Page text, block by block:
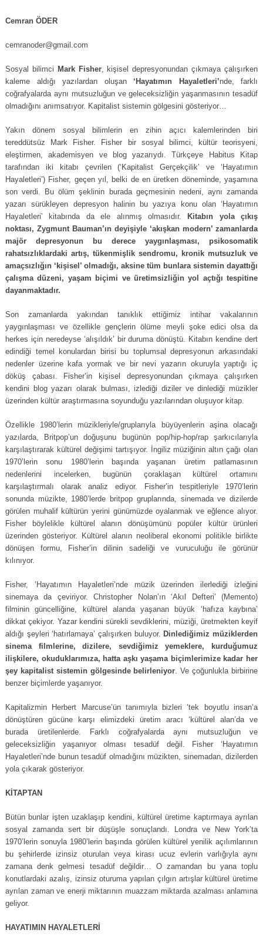
Cemran ÖDER
cemranoder@gmail.com
Sosyal bilimci Mark Fisher, kişisel depresyonundan çıkmaya çalışırken
kaleme aldığı yazılardan oluşan ‘Hayatımın Hayaletleri’nde, farklı
coğrafyalarda aynı mutsuzluğun ve geleceksizliğin yaşanmasının tesadüf
olmadığını anımsatıyor. Kapitalist sistemin gölgesini gösteriyor…
Yakın dönem sosyal bilimlerin en zihin açıcı kalemlerinden biri
tereddütsüz Mark Fisher. Fisher bir sosyal bilimci, kültür teorisyeni,
eleştirmen, akademisyen ve blog yazarıydı. Türkçeye Habitus Kitap
tarafından iki kitabı çevrilen (‘Kapitalist Gerçekçilik’ ve ‘Hayatımın
Hayaletleri’) Fisher, geçen yıl, belki de en üretken döneminde, yaşamına
son verdi. Bu ölüm şeklinin burada geçmesinin nedeni, aynı zamanda
yazarı sürükleyen depresyon halinin bu yazıya konu olan ‘Hayatımın
Hayaletleri’ kitabında da ele alınmış olmasıdır.
Kitabın yola çıkış
noktası, Zygmunt Bauman’ın deyişiyle ‘akışkan modern’ zamanlarda
majör depresyonun bu derece yaygınlaşması, psikosomatik
rahatsızlıklardaki artış, tükenmişlik sendromu, kronik mutsuzluk ve
amaçsızlığın ‘kişisel’ olmadığı, aksine tüm bunlara sistemin dayattığı
çalışma düzeni, yaşam biçimi ve üretimsizliğin yol açtığı tespitine
dayanmaktadır.
Son zamanlarda yakından tanıklık ettiğimiz intihar vakalarının
yaygınlaşması ve özellikle gençlerin ölüme meyli şoke edici olsa da
herkes için neredeyse ‘alışıldık’ bir duruma dönüştü. Kitabın kendine dert
edindiği temel konulardan birisi bu toplumsal depresyonun arkasındaki
nedenler üzerine kafa yormak ve bir nevi yazarın okuruyla yaptığı iç
döküş çabası. Fisher’in kişisel depresyonundan çıkmaya çalışırken
kendini blog yazarı olarak bulması, izlediği diziler ve dinlediği müzikler
üzerinden kültür araştırmasına soyunduğu yazılarından oluşuyor kitap.
Özellikle 1980’lerin müzikleriyle/gruplarıyla büyüyenlerin aşina olacağı
yazılarda, Britpop’un doğuşunu bugünün pop/hip-hop/rap şarkıcılarıyla
karşılaştırarak kültürel değişimi tartışıyor. İngiliz müziğinin altın çağı olan
1970’lerin sonu 1980’lerin başında yaşanan üretim patlamasının
nedenlerini incelerken, bugünün çoraklaşan kültürel ortamını
karşılaştırmalı olarak analiz ediyor. Fisher’in tespitleriyle 1970’lerin
sonunda müzikte, 1980’lerde britpop gruplarında, sinemada ve dizilerde
görülen muhalif kültürün yerini günümüzde oyalanmak ve eğlence alıyor.
Fisher böylelikle kültürel alanın dönüşümünü popüler kültür ürünleri
üzerinden gösteriyor. Kültürel alanın neoliberal ekonomi politikle birlikte
dönüşen formu, Fisher’in dilinin sadeliği ve vuruculuğu ile görünür
kılınıyor.
Fisher, ‘Hayatımın Hayaletleri’nde müzik üzerinden ilerlediği izleğini
sinemaya da çeviriyor. Christopher Nolan’ın ‘Akıl Defteri’ (Memento)
filminin güncelliğine, kültürel alanda yaşanan büyük ‘hafıza kaybına’
dikkat çekiyor. Yazar kendini sürekli sevdiklerini, müziği, üretmekten keyif
aldığı şeyleri ‘hatırlamaya’ çalışırken buluyor. Dinlediğimiz müziklerden
sinema filmlerine, dizilere, sevdiğimiz yemeklere, kurduğumuz
ilişkilere, okuduklarımıza, hatta aşkı yaşama biçimlerimize kadar her
şey kapitalist sistemin gölgesinde belirleniyor. Ve çoğunlukla birbirine
benzer biçimlerde yaşanıyor.
Kapitalizmin Herbert Marcuse’ün tanımıyla bizleri ‘tek boyutlu insan’a
dönüştüren gücüne karşı elimizdeki üretim aracı ‘kültürel alan’da ve
burada üretilenlerde. Farklı coğrafyalarda aynı mutsuzluğun ve
geleceksizliğin yaşanıyor olması tesadüf değil. Fisher ‘Hayatımın
Hayaletleri’nde bunun tesadüf olmadığını müzikten, sinemadan, dizilerden
yola çıkarak gösteriyor.
KİTAPTAN
Bütün bunlar işten uzaklaşıp kendini, kültürel üretime kaptırmaya ayrılan
sosyal zamanda sert bir düşüşle sonuçlandı. Londra ve New York’ta
1970’lerin sonuyla 1980’lerin başında görülen kültürel yenilik açılımlarının
bu şehirlerde izinsiz oturulan veya kirası ucuz evlerin varlığıyla aynı
zamana denk gelmesi tesadüf değildir… O zamandan bu yana toplu
konutlardaki azalış, izinsiz oturuma yapılan çılgın artışlar kültürel üretime
ayrılan zaman ve enerji miktarının muazzam miktarda azalması anlamına
geliyor.
HAYATIMIN HAYALETLERİ